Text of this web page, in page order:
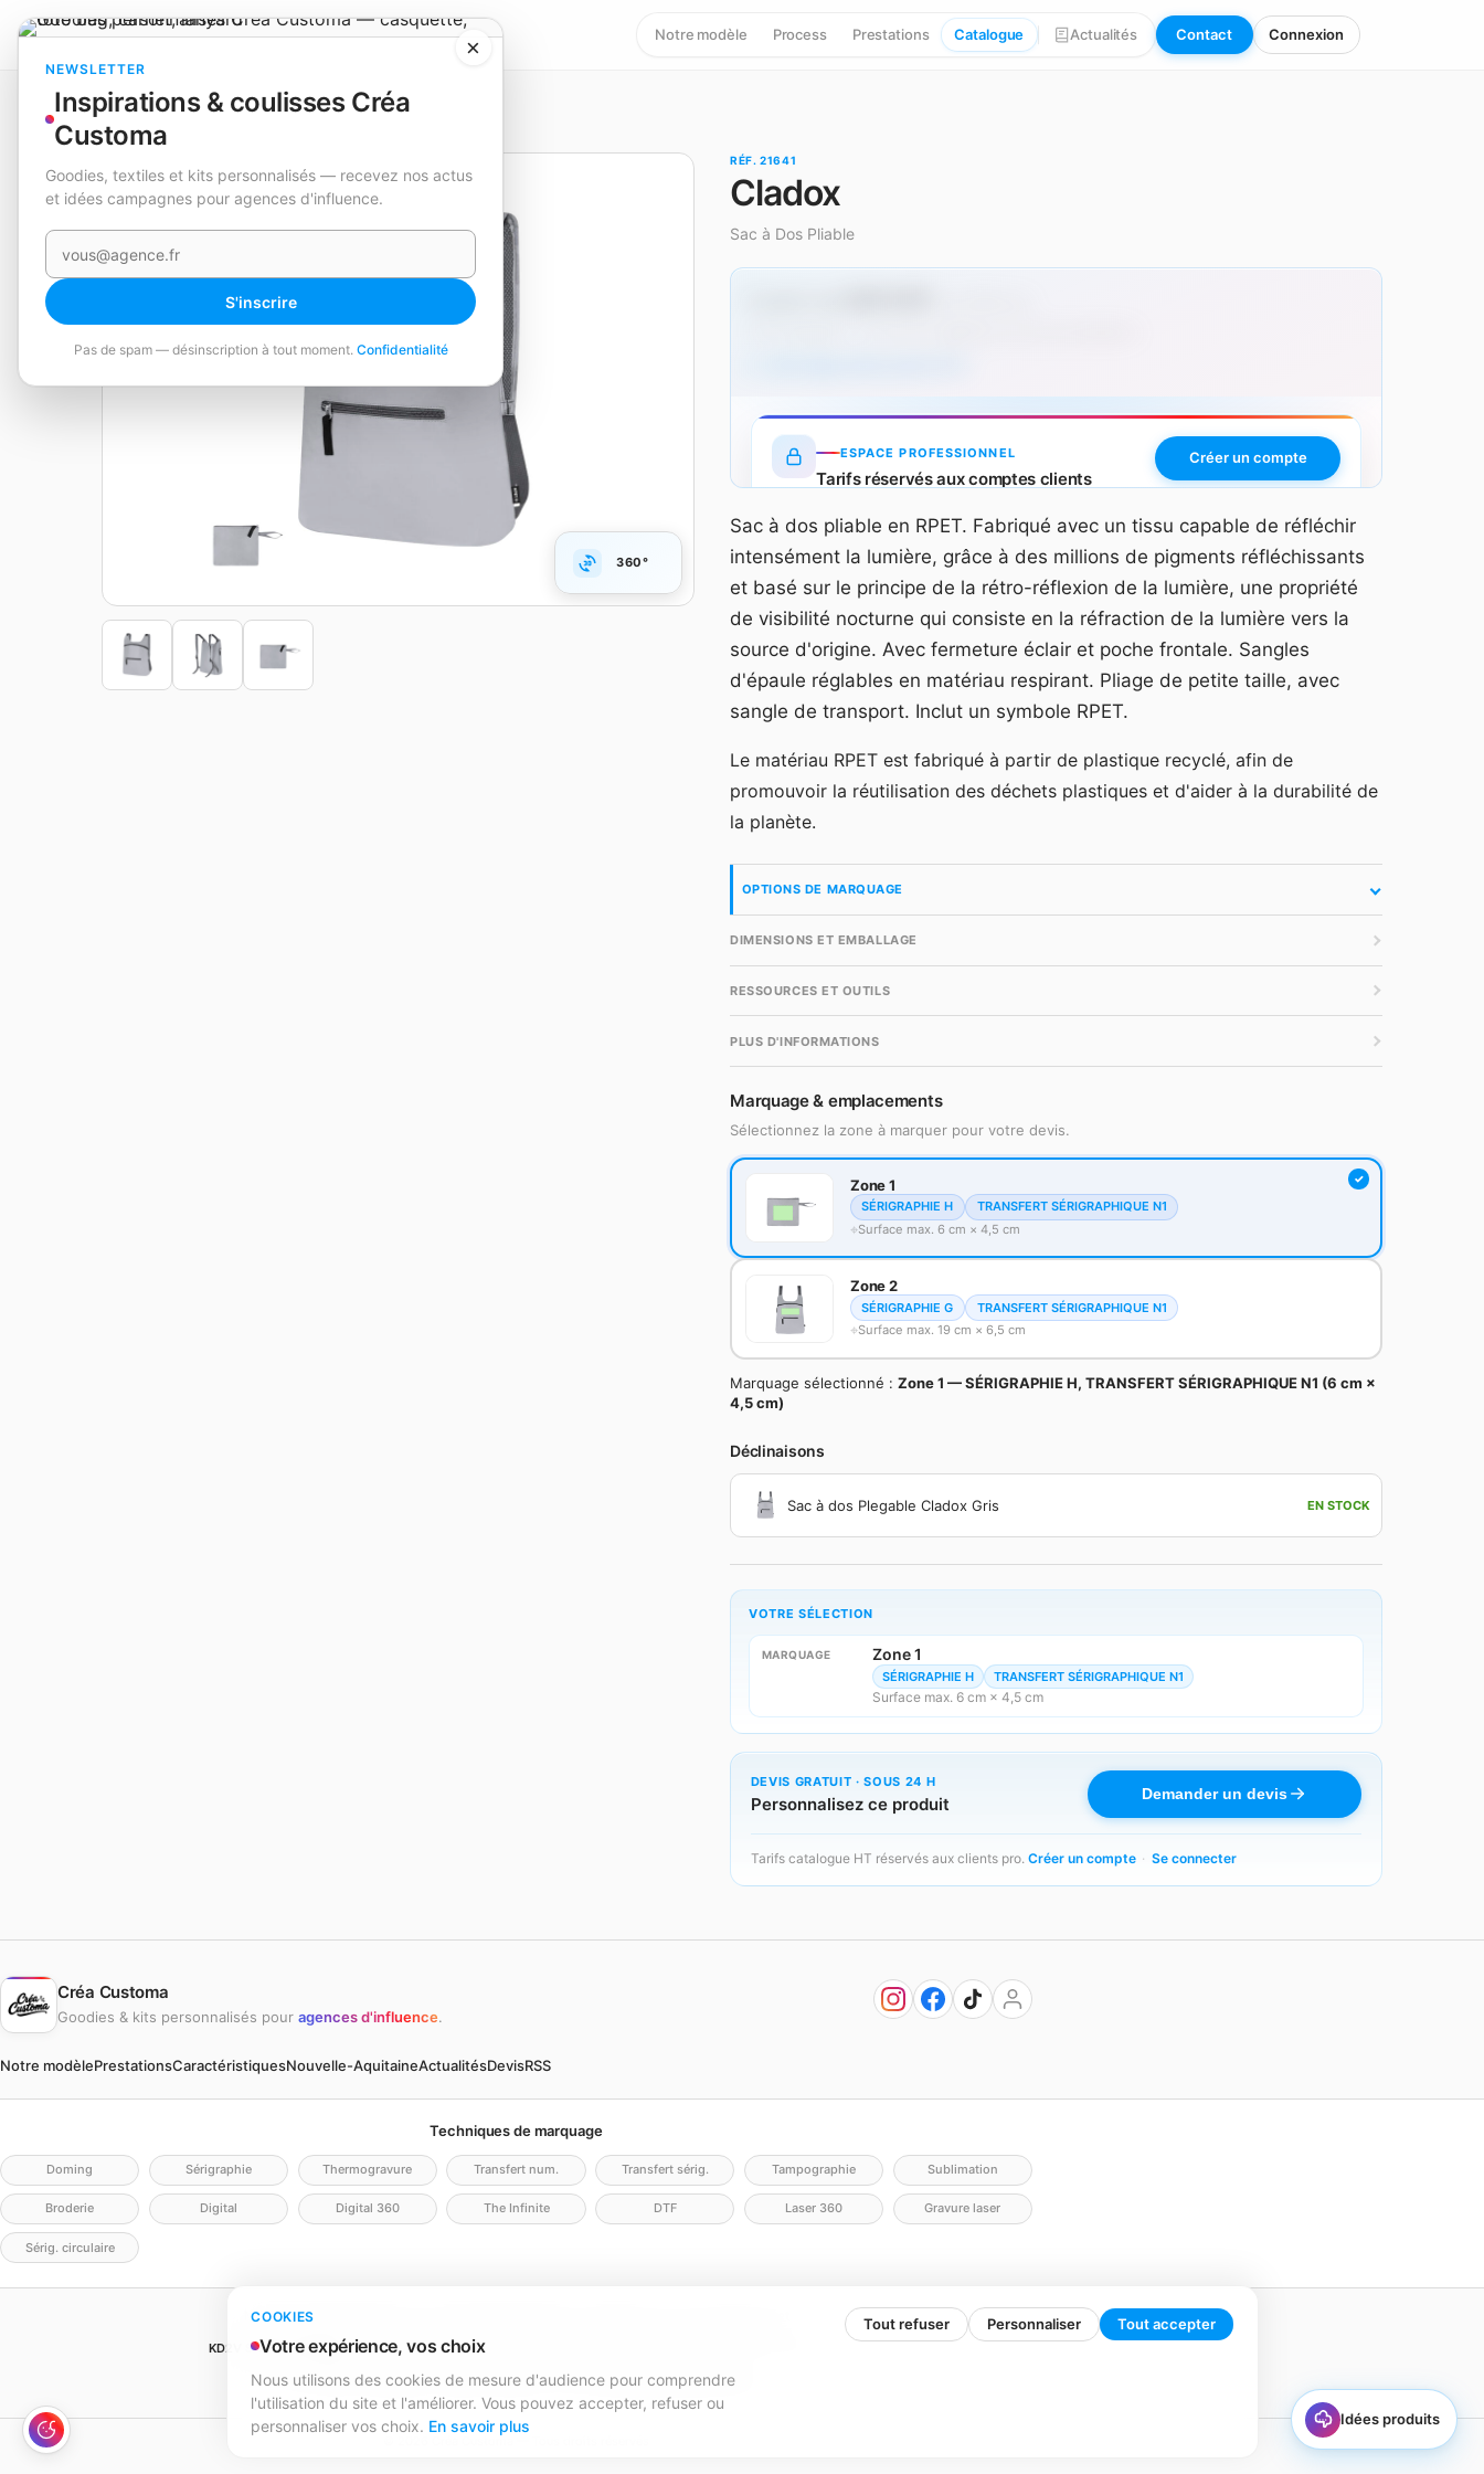
COOKIES
Votre expérience, vos choix
Nous utilisons des cookies de mesure d'audience pour comprendre
l'utilisation du site et l'améliorer. Vous pouvez accepter, refuser ou
personnaliser vos choix. En savoir plus
Tout refuser Personnaliser Tout accepter
×
NEWSLETTER
Inspirations & coulisses Créa
Customa
Goodies, textiles et kits personnalisés — recevez nos actus
et idées campagnes pour agences d'influence.
Votre e-mail
S'inscrire
Pas de spam — désinscription à tout moment. Confidentialité
Notre modèle Process Prestations Catalogue Actualités Contact Connexion
Catalogue Sacs à dos Sac à Dos Pliable Cladox
EN STOCK
360°
RÉF. 21641
Cladox
Sac à Dos Pliable
ESPACE PROFESSIONNEL
Tarifs réservés aux comptes clients
accès gratuit en quelques secondes.
Créer un compte
Sac à dos pliable en RPET. Fabriqué avec un tissu capable de réfléchir
intensément la lumière, grâce à des millions de pigments réfléchissants
et basé sur le principe de la rétro-réflexion de la lumière, une propriété
de visibilité nocturne qui consiste en la réfraction de la lumière vers la
source d'origine. Avec fermeture éclair et poche frontale. Sangles
d'épaule réglables en matériau respirant. Pliage de petite taille, avec
sangle de transport. Inclut un symbole RPET.
Le matériau RPET est fabriqué à partir de plastique recyclé, afin de
promouvoir la réutilisation des déchets plastiques et d'aider à la durabilité de
la planète.
OPTIONS DE MARQUAGE
DIMENSIONS ET EMBALLAGE
RESSOURCES ET OUTILS
PLUS D'INFORMATIONS
Marquage & emplacements
Sélectionnez la zone à marquer pour votre devis.
Zone 1
SÉRIGRAPHIE H
TRANSFERT SÉRIGRAPHIQUE N1
Surface max. 6 cm × 4,5 cm
Zone 2
SÉRIGRAPHIE G
TRANSFERT SÉRIGRAPHIQUE N1
Surface max. 19 cm × 6,5 cm
Marquage sélectionné :Zone 1 — SÉRIGRAPHIE H, TRANSFERT SÉRIGRAPHIQUE N1 (6 cm ×
4,5 cm)
Déclinaisons
Sac à dos Plegable Cladox Gris EN STOCK
VOTRE SÉLECTION
MARQUAGE Zone 1
SÉRIGRAPHIE H TRANSFERT SÉRIGRAPHIQUE N1
Surface max. 6 cm × 4,5 cm
DEVIS GRATUIT · SOUS 24 H
Personnalisez ce produit Demander un devis
Tarifs catalogue HT réservés aux clients pro. Créer un compte · Se connecter
Créa Customa
Goodies & kits personnalisés pour agences d'influence.
Notre modèlePrestationsCaractéristiquesNouvelle-AquitaineActualitésDevisRSS
Techniques de marquage
Doming Sérigraphie Thermogravure Transfert num. Transfert sérig. Tampographie Sublimation
Broderie Digital Digital 360 The Infinite DTF Laser 360 Gravure laser
Sérig. circulaire
Mentions légales
KD2V SIGNA & EVENTA(MEILLEURECOMMUNICATION.COM - KD2V) — SAS, société par actions simplifiée
979 428 133 R.C.S. Bordeaux · Capital 1 000,00 € · 31 rue Caroline Aigle, 33700 Mérignac
© 2026 Créa Customa — Tous droits réservés
Idées produits